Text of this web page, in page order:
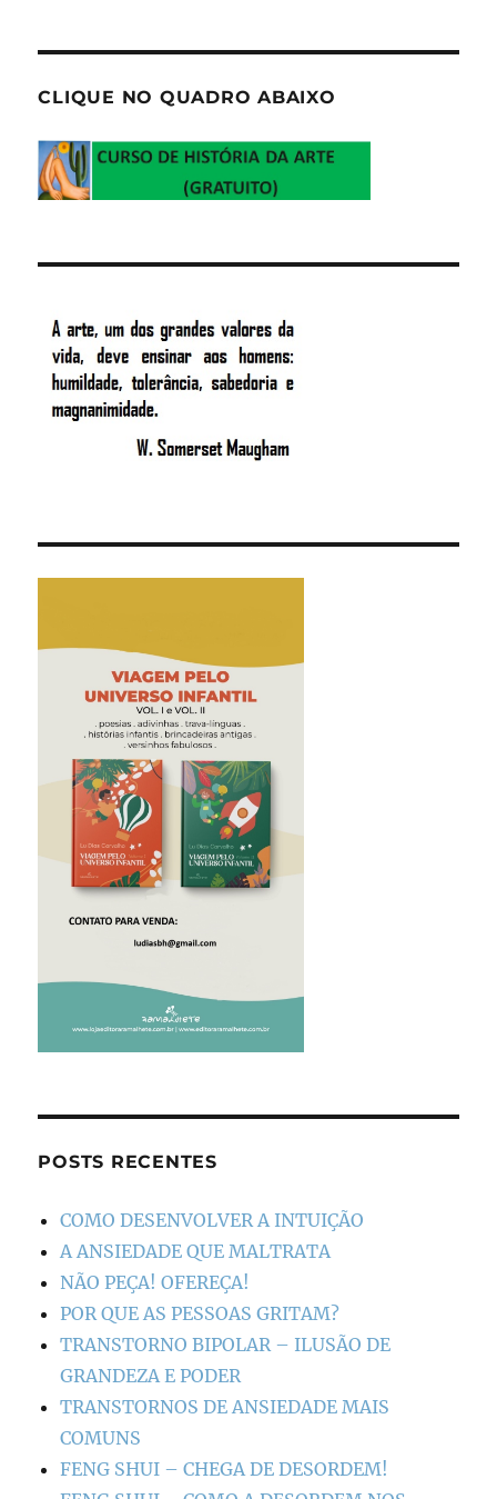
CLIQUE NO QUADRO ABAIXO
POSTS RECENTES
COMO DESENVOLVER A INTUIÇÃO
A ANSIEDADE QUE MALTRATA
NÃO PEÇA! OFEREÇA!
POR QUE AS PESSOAS GRITAM?
TRANSTORNO BIPOLAR – ILUSÃO DE
GRANDEZA E PODER
TRANSTORNOS DE ANSIEDADE MAIS
COMUNS
FENG SHUI – CHEGA DE DESORDEM!